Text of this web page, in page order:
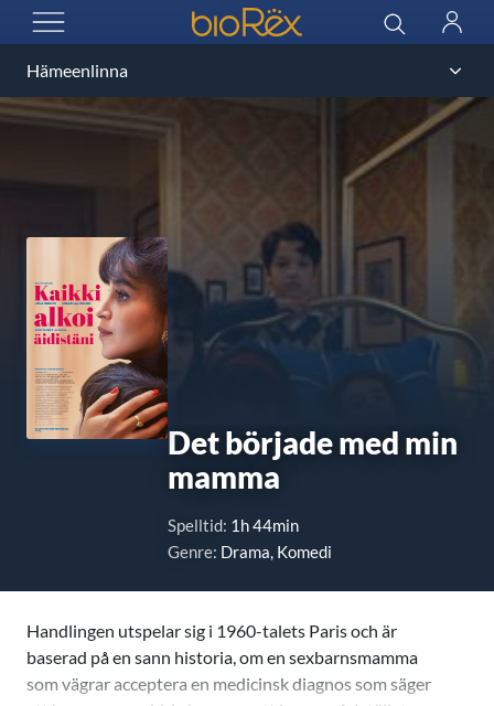
ÖPPNA MENYN
BioRex Cinemas Sök
Logga
Det började med min
mamma
Spelltid: 1h 44min
Genre: Drama, Komedi
Handlingen utspelar sig i 1960-talets Paris och är
baserad på en sann historia, om en sexbarnsmamma
som vägrar acceptera en medicinsk diagnos som säger